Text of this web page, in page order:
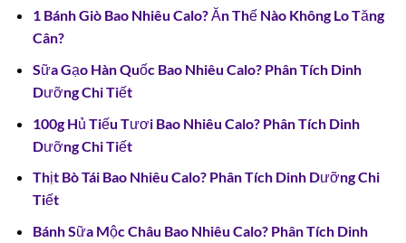
1 Bánh Giò Bao Nhiêu Calo? Ăn Thế Nào Không Lo Tăng
Cân?
Sữa Gạo Hàn Quốc Bao Nhiêu Calo? Phân Tích Dinh
Dưỡng Chi Tiết
100g Hủ Tiếu Tươi Bao Nhiêu Calo? Phân Tích Dinh
Dưỡng Chi Tiết
Thịt Bò Tái Bao Nhiêu Calo? Phân Tích Dinh Dưỡng Chi
Tiết
Bánh Sữa Mộc Châu Bao Nhiêu Calo? Phân Tích Dinh